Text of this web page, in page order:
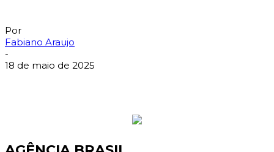
Por
Fabiano Araujo
-
18 de maio de 2025